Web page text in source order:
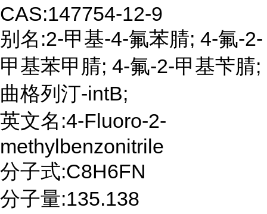
CAS:147754-12-9
别名:2-甲基-4-氟苯腈; 4-氟-2-
甲基苯甲腈; 4-氟-2-甲基苄腈;
曲格列汀-intB;
英文名:4-Fluoro-2-
methylbenzonitrile
分子式:C8H6FN
分子量:135.138